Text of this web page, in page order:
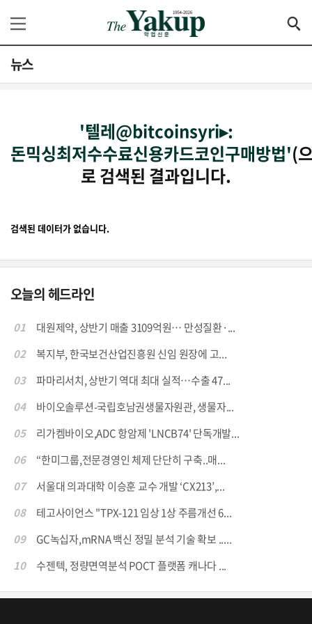
뉴스
'텔레@bitcoinsyri▸:
돈믹싱최저수수료신용카드코인구매방법'(
로 검색된 결과입니다.
검색된 데이터가 없습니다.
오늘의 헤드라인
01
대원제약, 상반기 매출 3109억원… 만성질환·...
02
복지부, 한국보건산업진흥원 신임 원장에 고...
03
파마리서치, 상반기 역대 최대 실적…수출 47...
04
바이오솔루션-국립호남권생물자원관, 생물자...
05
리가켐바이오,ADC 항암제 'LNCB74' 단독개발...
06
“한미그룹,전문경영인 체제 단단히 구축..매...
07
서울대 의과대학 이승훈 교수 개발 ‘CX213’,...
08
테고사이언스 "TPX-121 임상 1상 주름개선 6...
09
GC녹십자,mRNA 백신 정밀 분석 기술 확보 .....
10
수젠텍, 정량면역분석 POCT 플랫폼 캐나다 ...